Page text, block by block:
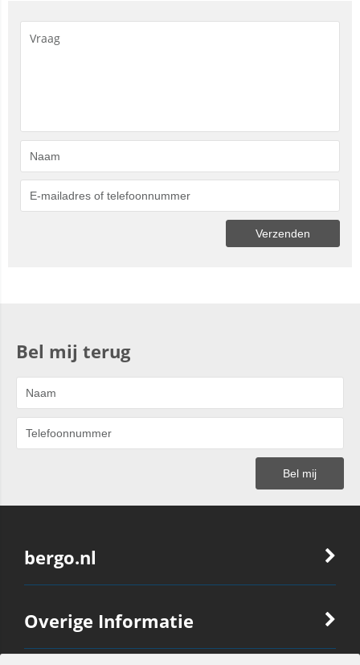
Bel mij terug
bergo.nl
Overige Informatie